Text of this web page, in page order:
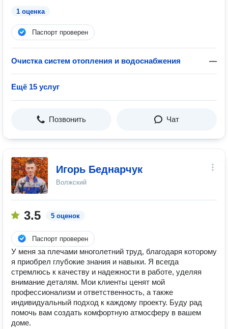
1 оценка
Паспорт проверен
Очистка систем отопления и водоснабжения —
Ещё 15 услуг
Позвонить Чат
Игорь Беднарчук
Волжский
3.5 5 оценок
Паспорт проверен
У меня за плечами многолетний труд, благодаря которому
я приобрел глубокие знания и навыки. Я всегда
стремлюсь к качеству и надежности в работе, уделяя
внимание деталям. Мои клиенты ценят мой
профессионализм и ответственность, а также
индивидуальный подход к каждому проекту. Буду рад
помочь вам создать комфортную атмосферу в вашем
доме.